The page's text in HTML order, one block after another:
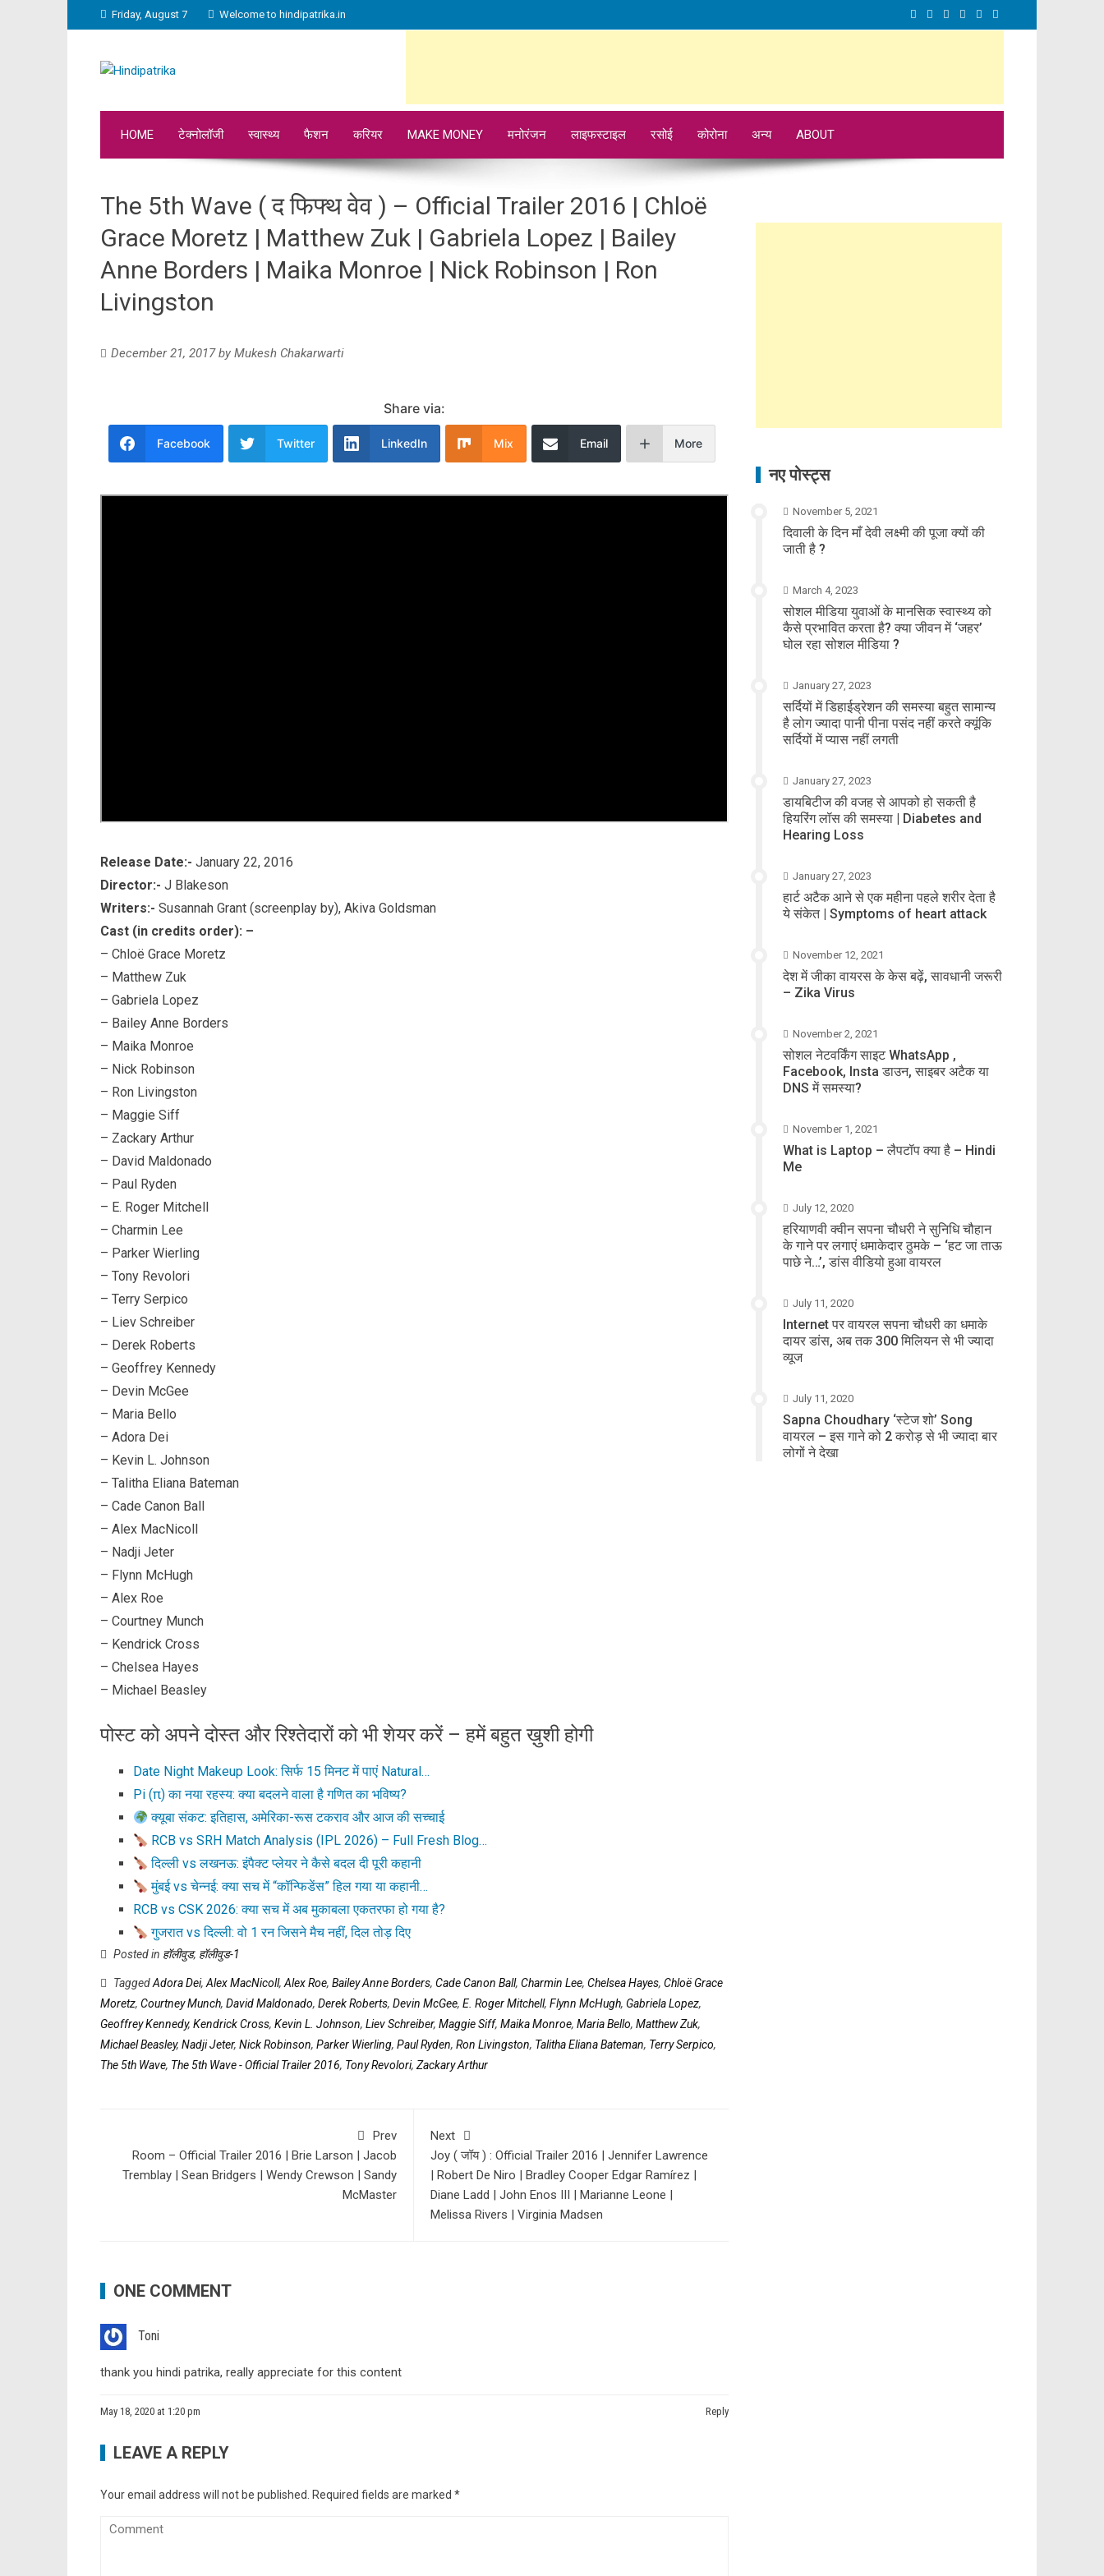
Friday, August 7 Welcome to hindipatrika.in
HOME टेक्नोलॉजी स्वास्थ्य फैशन करियर MAKE MONEY मनोरंजन लाइफस्टाइल रसोई कोरोना अन्य ABOUT
The 5th Wave ( द फिफ्थ वेव ) – Official Trailer 2016 | Chloë
Grace Moretz | Matthew Zuk | Gabriela Lopez | Bailey
Anne Borders | Maika Monroe | Nick Robinson | Ron
Livingston
December 21, 2017by Mukesh Chakarwarti
Share via:
Facebook Twitter LinkedIn Mix Email More
Release Date:- January 22, 2016
Director:- J Blakeson
Writers:- Susannah Grant (screenplay by), Akiva Goldsman
Cast (in credits order): –
– Chloë Grace Moretz
– Matthew Zuk
– Gabriela Lopez
– Bailey Anne Borders
– Maika Monroe
– Nick Robinson
– Ron Livingston
– Maggie Siff
– Zackary Arthur
– David Maldonado
– Paul Ryden
– E. Roger Mitchell
– Charmin Lee
– Parker Wierling
– Tony Revolori
– Terry Serpico
– Liev Schreiber
– Derek Roberts
– Geoffrey Kennedy
– Devin McGee
– Maria Bello
– Adora Dei
– Kevin L. Johnson
– Talitha Eliana Bateman
– Cade Canon Ball
– Alex MacNicoll
– Nadji Jeter
– Flynn McHugh
– Alex Roe
– Courtney Munch
– Kendrick Cross
– Chelsea Hayes
– Michael Beasley
पोस्ट को अपने दोस्त और रिश्तेदारों को भी शेयर करें – हमें बहुत ख़ुशी होगी
Date Night Makeup Look: सिर्फ 15 मिनट में पाएं Natural…
Pi (π) का नया रहस्य: क्या बदलने वाला है गणित का भविष्य?
क्यूबा संकट: इतिहास, अमेरिका-रूस टकराव और आज की सच्चाई
RCB vs SRH Match Analysis (IPL 2026) – Full Fresh Blog…
दिल्ली vs लखनऊ: इंपैक्ट प्लेयर ने कैसे बदल दी पूरी कहानी
मुंबई vs चेन्नई: क्या सच में “कॉन्फिडेंस” हिल गया या कहानी…
RCB vs CSK 2026: क्या सच में अब मुकाबला एकतरफा हो गया है?
गुजरात vs दिल्ली: वो 1 रन जिसने मैच नहीं, दिल तोड़ दिए
Posted in हॉलीवुड, हॉलीवुड-1
TaggedAdora Dei, Alex MacNicoll, Alex Roe, Bailey Anne Borders, Cade Canon Ball, Charmin Lee, Chelsea Hayes, Chloë Grace
Moretz, Courtney Munch, David Maldonado, Derek Roberts, Devin McGee, E. Roger Mitchell, Flynn McHugh, Gabriela Lopez,
Geoffrey Kennedy, Kendrick Cross, Kevin L. Johnson, Liev Schreiber, Maggie Siff, Maika Monroe, Maria Bello, Matthew Zuk,
Michael Beasley, Nadji Jeter, Nick Robinson, Parker Wierling, Paul Ryden, Ron Livingston, Talitha Eliana Bateman, Terry Serpico,
The 5th Wave, The 5th Wave - Official Trailer 2016, Tony Revolori, Zackary Arthur
Prev
Room – Official Trailer 2016 | Brie Larson | Jacob
Tremblay | Sean Bridgers | Wendy Crewson | Sandy
McMaster
Next
Joy ( जॉय ) : Official Trailer 2016 | Jennifer Lawrence
| Robert De Niro | Bradley Cooper Edgar Ramírez |
Diane Ladd | John Enos III | Marianne Leone |
Melissa Rivers | Virginia Madsen
ONE COMMENT
Toni
thank you hindi patrika, really appreciate for this content
May 18, 2020 at 1:20 pm Reply
LEAVE A REPLY
Your email address will not be published. Required fields are marked *
नए पोस्ट्स
November 5, 2021
दिवाली के दिन माँ देवी लक्ष्मी की पूजा क्यों की
जाती है ?
March 4, 2023
सोशल मीडिया युवाओं के मानसिक स्वास्थ्य को
कैसे प्रभावित करता है? क्या जीवन में ‘जहर’
घोल रहा सोशल मीडिया ?
January 27, 2023
सर्दियों में डिहाईड्रेशन की समस्या बहुत सामान्य
है लोग ज्यादा पानी पीना पसंद नहीं करते क्यूंकि
सर्दियों में प्यास नहीं लगती
January 27, 2023
डायबिटीज की वजह से आपको हो सकती है
हियरिंग लॉस की समस्या | Diabetes and
Hearing Loss
January 27, 2023
हार्ट अटैक आने से एक महीना पहले शरीर देता है
ये संकेत | Symptoms of heart attack
November 12, 2021
देश में जीका वायरस के केस बढ़ें, सावधानी जरूरी
– Zika Virus
November 2, 2021
सोशल नेटवर्किंग साइट WhatsApp ,
Facebook, Insta डाउन, साइबर अटैक या
DNS में समस्या?
November 1, 2021
What is Laptop – लैपटॉप क्या है – Hindi
Me
July 12, 2020
हरियाणवी क्वीन सपना चौधरी ने सुनिधि चौहान
के गाने पर लगाएं धमाकेदार ठुमके – ‘हट जा ताऊ
पाछे ने…’, डांस वीडियो हुआ वायरल
July 11, 2020
Internet पर वायरल सपना चौधरी का धमाके
दायर डांस, अब तक 300 मिलियन से भी ज्यादा
व्यूज
July 11, 2020
Sapna Choudhary ‘स्टेज शो’ Song
वायरल – इस गाने को 2 करोड़ से भी ज्यादा बार
लोगों ने देखा